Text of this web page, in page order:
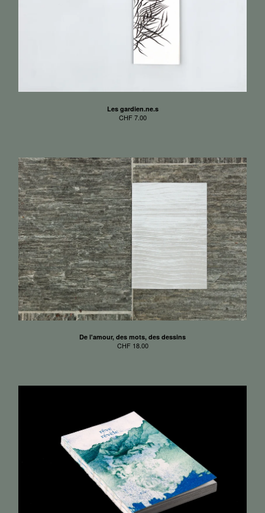
Les gardien.ne.s
CHF7.00
De l'amour, des mots, des dessins
CHF18.00